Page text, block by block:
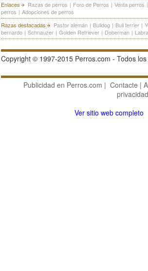
Enlaces Razas de perros | Foro de Perros | Venta perros |
perros | Adopciones de perros
Razas destacadas
Pastor alemán | Bulldog | Bull terrier |
bernardo | Schnauzer | Golden Retriever | Doberman |
Copyright © 1997-2015 Perros.com - Todos
Publicidad en Perros.com | Contacte |
privacidad
Ver sitio web completo